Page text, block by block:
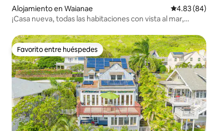
Alojamiento en Waianae Calificación
4.83 (84)
¡Casa nueva, todas las habitaciones con vista al mar,
Favorito entre huéspedes
Favorito entre huéspedes